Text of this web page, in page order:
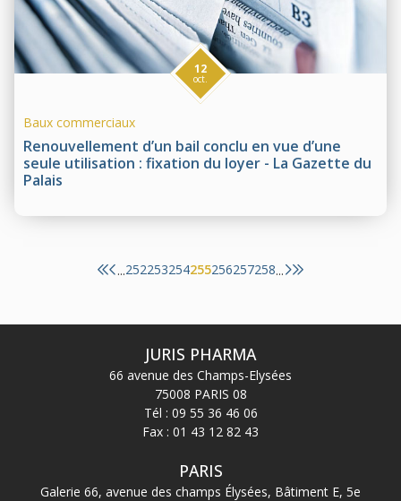
Renouvellement d’un bail conclu en vue d’une
seule utilisation : fixation du loyer - La Gazette du
Palais
12
oct.
Baux commerciaux
...252253254255256257258...
JURIS PHARMA
66 avenue des Champs-Elysées
75008 PARIS 08
Tél : 09 55 36 46 06
Fax : 01 43 12 82 43
PARIS
Galerie 66, avenue des champs Élysées, Bâtiment E, 5e